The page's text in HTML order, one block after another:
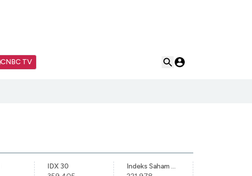
CNBC TV
IDX 30
Indeks Saham Syariah Indonesia